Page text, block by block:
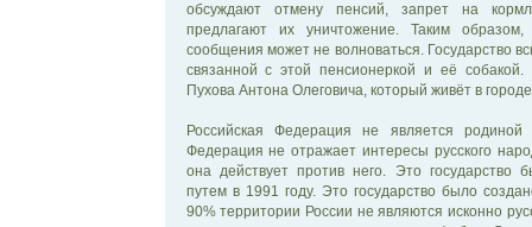
обсуждают отмену пенсий, запрет на
предлагают их уничтожение. Таким
сообщения может не волноваться. Государство
связанной с этой пенсионеркой и её
Пухова Антона Олеговича, который живёт в
Российская Федерация не является родиной
Федерация не отражает интересы русского
она действует против него. Это государство
путем в 1991 году. Это государство было
90% территории России не являются исконно